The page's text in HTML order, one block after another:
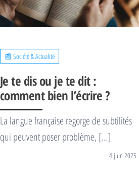
📰 Société & Actualité
Je te dis ou je te dit :
comment bien l’écrire ?
La langue française regorge de subtilités
qui peuvent poser problème, […]
4 juin 2025